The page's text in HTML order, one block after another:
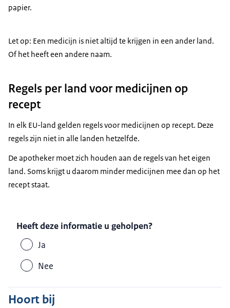
papier.
Let op: Een medicijn is niet altijd te krijgen in een ander land.
Of het heeft een andere naam.
Regels per land voor medicijnen op
recept
In elk EU-land gelden regels voor medicijnen op recept. Deze
regels zijn niet in alle landen hetzelfde.
De apotheker moet zich houden aan de regels van het eigen
land. Soms krijgt u daarom minder medicijnen mee dan op het
recept staat.
Heeft deze informatie u geholpen?
Ja
Nee
Hoort bij